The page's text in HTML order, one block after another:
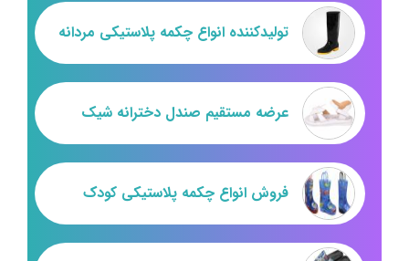
تولیدکننده انواع چکمه پلاستیکی مردانه
عرضه مستقیم صندل دخترانه شیک
فروش انواع چکمه پلاستیکی کودک